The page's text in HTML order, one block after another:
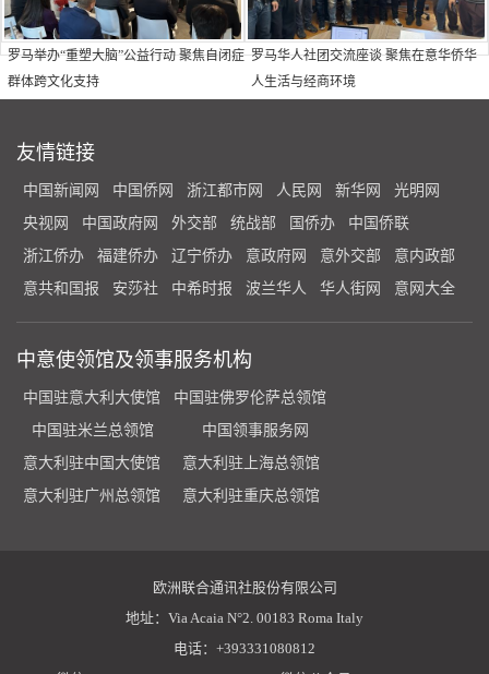
罗马举办“重塑大脑”公益行动 聚焦自闭症
群体跨文化支持
罗马华人社团交流座谈 聚焦在意华侨华
人生活与经商环境
友情链接
中国新闻网 中国侨网 浙江都市网 人民网 新华网
光明网
央视网
中国政府网 外交部 统战部 国侨办
中国侨联
浙江侨办
福建侨办 辽宁侨办 意政府网 意外交部
意内政部
意共和国报
安莎社 中希时报 波兰华人 华人街网 意网大全
中意使领馆及领事服务机构
中国驻意大利大使馆
中国驻佛罗伦萨总领馆
中国驻米兰总领馆
中国领事服务网
意大利驻中国大使馆
意大利驻上海总领馆
意大利驻广州总领馆
意大利驻重庆总领馆
欧洲联合通讯社股份有限公司
地址：Via Acaia N°2. 00183 Roma Italy
电话：+393331080812